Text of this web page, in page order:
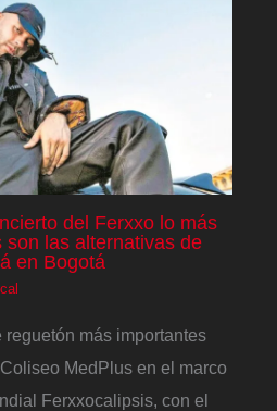
del Ferxxo lo más
las alternativas de
en Bogotá
más importantes
MedPlus en el marco
Ferxxocalipsis, con el